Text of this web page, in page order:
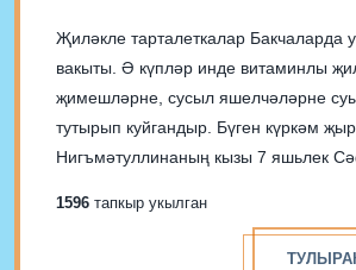
Җиләкле тарталеткалар
вакыты. Ә күпләр инде витаминлы
җимешләрне, сусыл яшелчәләрне
тутырып куйгандыр. Бүген күркәм
Нигъмәтуллинаның кызы 7 яшьлек
тарталетка әзерләргә өйрәтә! Тәмле
1596 тапкыр укылган